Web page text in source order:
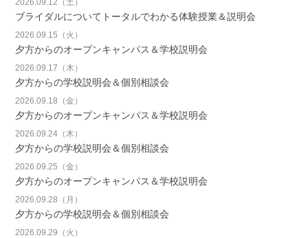
ブライダルについてトータルでわかる体験授業＆説明会
2026.09.15（火）
夕方からのオープンキャンパス＆学校説明会
2026.09.17（木）
夕方からの学校説明会＆個別相談会
2026.09.18（金）
夕方からのオープンキャンパス＆学校説明会
2026.09.24（木）
夕方からの学校説明会＆個別相談会
2026.09.25（金）
夕方からのオープンキャンパス＆学校説明会
2026.09.28（月）
夕方からの学校説明会＆個別相談会
2026.09.29（火）